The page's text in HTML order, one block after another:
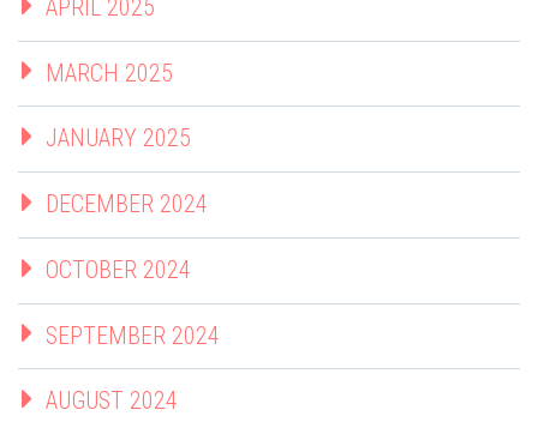
APRIL 2025
MARCH 2025
JANUARY 2025
DECEMBER 2024
OCTOBER 2024
SEPTEMBER 2024
AUGUST 2024